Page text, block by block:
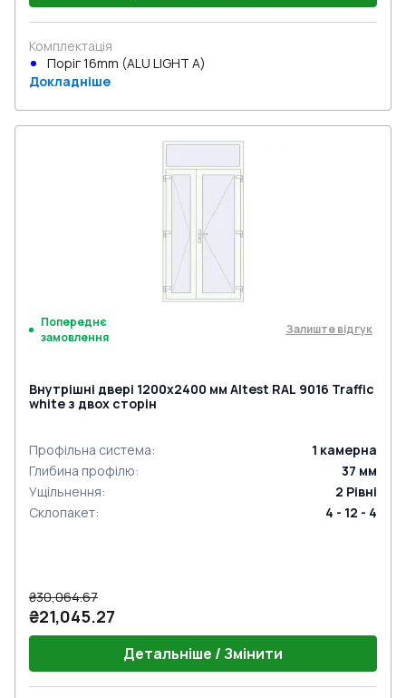
Комплектація
Поріг 16mm (ALU LIGHT A)
Докладніше
Попереднє
замовлення
Залиште відгук
Внутрішні двері 1200x2400 мм Altest RAL 9016 Traffic
white з двох сторін
Профільна система: 1 камерна
Глибина профілю: 37 мм
Ущільнення: 2 Рівні
Склопакет: 4 - 12 - 4
₴30,064.67
₴21,045.27
Детальніше / Змінити